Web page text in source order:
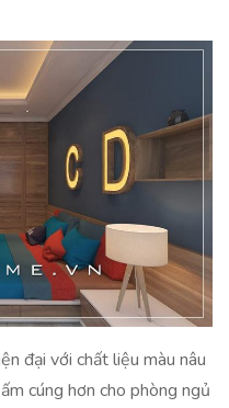
đại với chất liệu màu nâu
cúng hơn cho phòng ngủ